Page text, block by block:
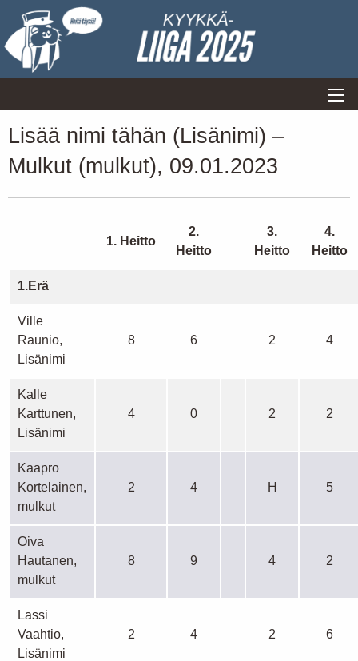
Lisää nimi tähän (Lisänimi) –
Mulkut (mulkut), 09.01.2023
1. Heitto
2.
Heitto
3.
Heitto
4.
Heitto
1.Erä
Ville
Raunio,
Lisänimi
8 6 2 4
Kalle
Karttunen,
Lisänimi
4 0 2 2
Kaapro
Kortelainen,
mulkut
2 4 H 5
Oiva
Hautanen,
mulkut
8 9 4 2
Lassi
Vaahtio,
Lisänimi
2 4 2 6